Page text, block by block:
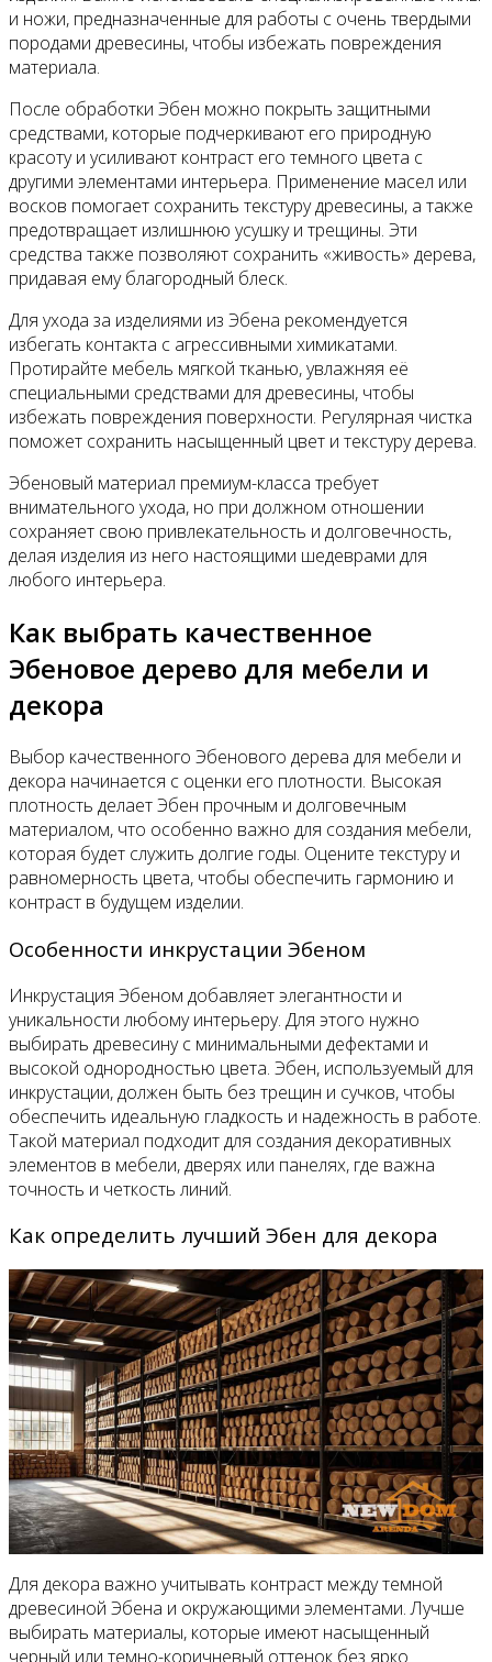
и ножи, предназначенные для работы с очень твердыми
породами древесины, чтобы избежать повреждения
материала.
После обработки Эбен можно покрыть защитными
средствами, которые подчеркивают его природную
красоту и усиливают контраст его темного цвета с
другими элементами интерьера. Применение масел или
восков помогает сохранить текстуру древесины, а также
предотвращает излишнюю усушку и трещины. Эти
средства также позволяют сохранить «живость» дерева,
придавая ему благородный блеск.
Для ухода за изделиями из Эбена рекомендуется
избегать контакта с агрессивными химикатами.
Протирайте мебель мягкой тканью, увлажняя её
специальными средствами для древесины, чтобы
избежать повреждения поверхности. Регулярная чистка
поможет сохранить насыщенный цвет и текстуру дерева.
Эбеновый материал премиум-класса требует
внимательного ухода, но при должном отношении
сохраняет свою привлекательность и долговечность,
делая изделия из него настоящими шедеврами для
любого интерьера.
Как выбрать качественное
Эбеновое дерево для мебели и
декора
Выбор качественного Эбенового дерева для мебели и
декора начинается с оценки его плотности. Высокая
плотность делает Эбен прочным и долговечным
материалом, что особенно важно для создания мебели,
которая будет служить долгие годы. Оцените текстуру и
равномерность цвета, чтобы обеспечить гармонию и
контраст в будущем изделии.
Особенности инкрустации Эбеном
Инкрустация Эбеном добавляет элегантности и
уникальности любому интерьеру. Для этого нужно
выбирать древесину с минимальными дефектами и
высокой однородностью цвета. Эбен, используемый для
инкрустации, должен быть без трещин и сучков, чтобы
обеспечить идеальную гладкость и надежность в работе.
Такой материал подходит для создания декоративных
элементов в мебели, дверях или панелях, где важна
точность и четкость линий.
Как определить лучший Эбен для декора
Для декора важно учитывать контраст между темной
древесиной Эбена и окружающими элементами. Лучше
выбирать материалы, которые имеют насыщенный
черный или темно-коричневый оттенок без ярко